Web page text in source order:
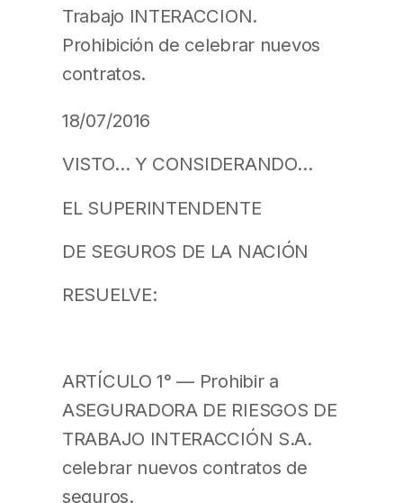
Trabajo INTERACCION.
Prohibición de celebrar nuevos
contratos.
18/07/2016
VISTO… Y CONSIDERANDO…
EL SUPERINTENDENTE
DE SEGUROS DE LA NACIÓN
RESUELVE:
ARTÍCULO 1° — Prohibir a
ASEGURADORA DE RIESGOS DE
TRABAJO INTERACCIÓN S.A.
celebrar nuevos contratos de
seguros.